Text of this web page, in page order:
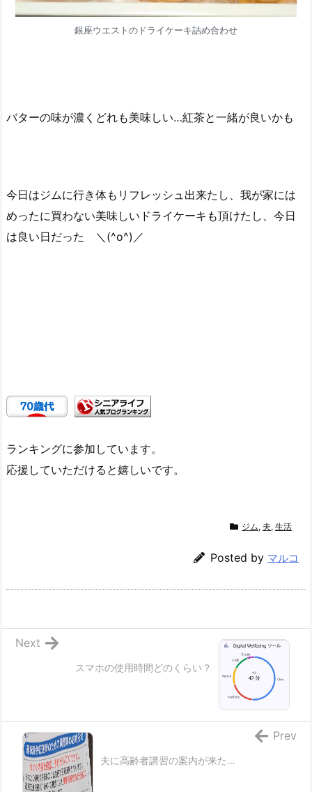
銀座ウエストのドライケーキ詰め合わせ
バターの味が濃くどれも美味しい…紅茶と一緒が良いかも
今日はジムに行き体もリフレッシュ出来たし、我が家には
めったに買わない美味しいドライケーキも頂けたし、今日
は良い日だった ＼(^o^)／
ランキングに参加しています。
応援していただけると嬉しいです。
ジム, 夫, 生活
Posted by マルコ
スマホの使用時間どのくらい？
Next
夫に高齢者講習の案内が来た…
Prev